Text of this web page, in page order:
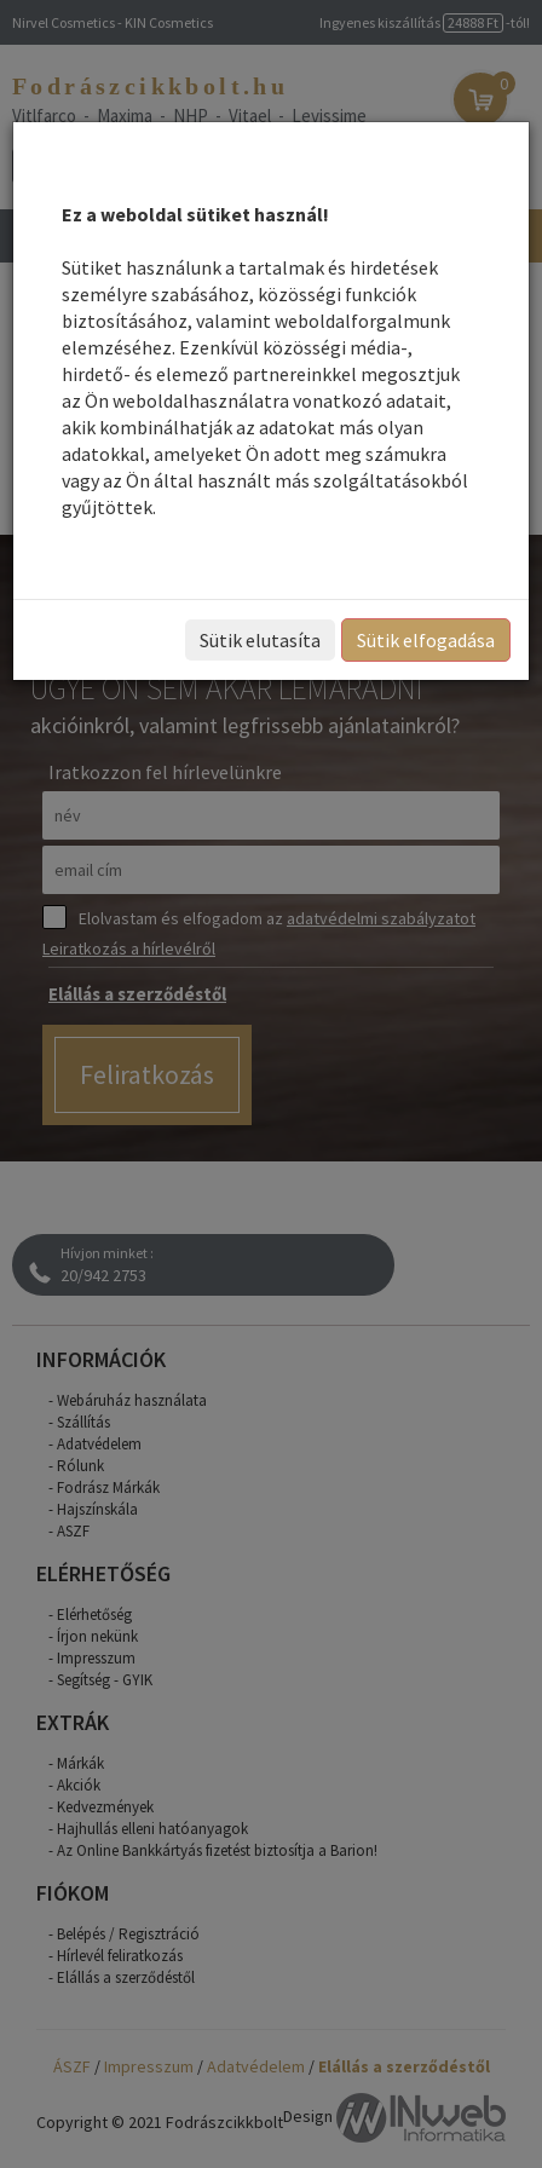
Nirvel Cosmetics - KIN Cosmetics Ingyenes kiszállítás 24888 Ft -tól!
Fodrászcikkbolt.hu
Vitlfarco - Maxima - NHP - Vitael - Levissime
0
navigation
1. 2. 3.
Kosarad
A kosár jelenleg üres.
Vissza a webáruházba
hírlevél feliratkozás
UGYE ÖN SEM AKAR LEMARADNI
akcióinkról, valamint legfrissebb ajánlatainkról?
Iratkozzon fel hírlevelünkre
Elolvastam és elfogadom az adatvédelmi szabályzatot
Leiratkozás a hírlevélről
Elállás a szerződéstől
Feliratkozás
Hívjon minket :
20/942 2753
INFORMÁCIÓK
Webáruház használata
Szállítás
Adatvédelem
Rólunk
Fodrász Márkák
Hajszínskála
ASZF
ELÉRHETŐSÉG
Elérhetőség
Írjon nekünk
Impresszum
Segítség - GYIK
EXTRÁK
Márkák
Akciók
Kedvezmények
Hajhullás elleni hatóanyagok
Az Online Bankkártyás fizetést biztosítja a Barion!
FIÓKOM
Belépés / Regisztráció
Hírlevél feliratkozás
Elállás a szerződéstől
ÁSZF / Impresszum /Adatvédelem / Elállás a szerződéstől
Copyright © 2021 FodrászcikkboltDesign
Ez a weboldal sütiket használ!
Sütiket használunk a tartalmak és hirdetések
személyre szabásához, közösségi funkciók
biztosításához, valamint weboldalforgalmunk
elemzéséhez. Ezenkívül közösségi média-,
hirdető- és elemező partnereinkkel megosztjuk
az Ön weboldalhasználatra vonatkozó adatait,
akik kombinálhatják az adatokat más olyan
adatokkal, amelyeket Ön adott meg számukra
vagy az Ön által használt más szolgáltatásokból
gyűjtöttek.
Sütik elutasíta Sütik elfogadása